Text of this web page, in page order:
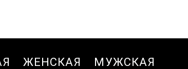
ЖЕНСКАЯ МУЖСКАЯ